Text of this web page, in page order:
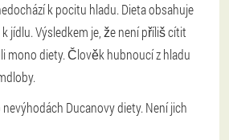
k pocitu hladu. Dieta obsahuje
jídlu. Výsledkem je, že není příliš cítit
mono diety. Člověk hubnoucí z hladu
Ducanovy diety. Není jich